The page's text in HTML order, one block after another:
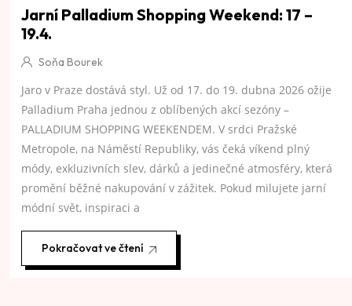
Jarní Palladium Shopping Weekend: 17 –
19.4.
Soňa Bourek
Jaro v Praze dostává styl. Už od 17. do 19. dubna 2026 ožije
Palladium Praha jednou z oblíbených akcí sezóny –
PALLADIUM SHOPPING WEEKENDEM. V srdci Pražské
Metropole, na Náměstí Republiky, vás čeká víkend plný
módy, exkluzivních slev, dárků a jedinečné atmosféry, která
promění běžné nakupování v zážitek. Pokud milujete jarní
módní svět, inspiraci a
Pokračovat ve čtení